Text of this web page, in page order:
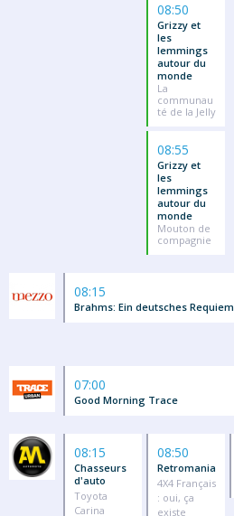
08:50
Grizzy et
les
lemmings
autour du
monde
La
communau
té de la Jelly
08:55
Grizzy et
les
lemmings
autour du
monde
Mouton de
compagnie
08:15
Brahms: Ein deutsches Requiem
07:00
Good Morning Trace
08:15
Chasseurs
d'auto
Toyota
Carina
08:50
Retromania
4X4 Français
: oui, ça
existe